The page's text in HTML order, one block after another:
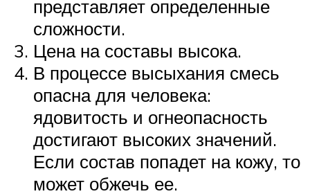
представляет определенные
сложности.
Цена на составы высока.
В процессе высыхания смесь
опасна для человека:
ядовитость и огнеопасность
достигают высоких значений.
Если состав попадет на кожу, то
может обжечь ее.